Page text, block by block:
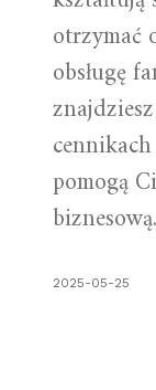
otrzymać
obsługę
pomogą
2025-05-25